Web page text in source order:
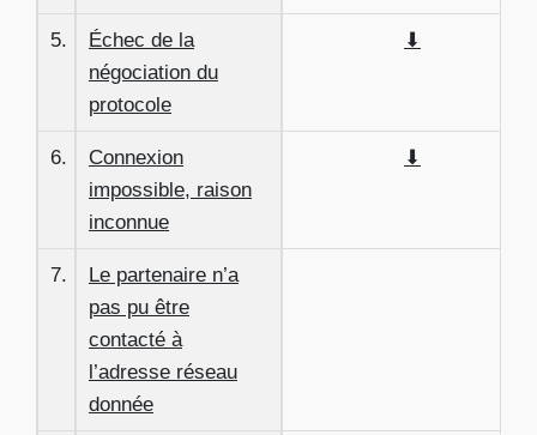
5.
Échec de la
négociation du
protocole
⬇
6.
Connexion
impossible, raison
inconnue
⬇
7.
Le partenaire n’a
pas pu être
contacté à
l’adresse réseau
donnée